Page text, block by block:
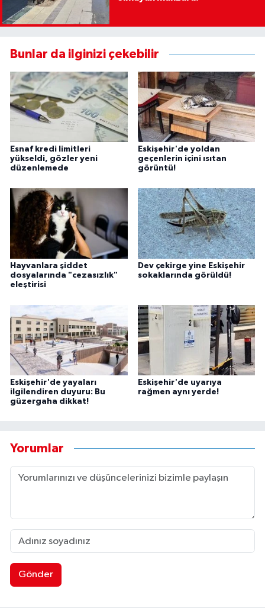
Bunlar da ilginizi çekebilir
Esnaf kredi limitleri
yükseldi, gözler yeni
düzenlemede
Eskişehir'de yoldan
geçenlerin içini ısıtan
görüntü!
Hayvanlara şiddet
dosyalarında "cezasızlık"
eleştirisi
Dev çekirge yine Eskişehir
sokaklarında görüldü!
Eskişehir'de yayaları
ilgilendiren duyuru: Bu
güzergaha dikkat!
Eskişehir'de uyarıya
rağmen aynı yerde!
Yorumlar
Gönder